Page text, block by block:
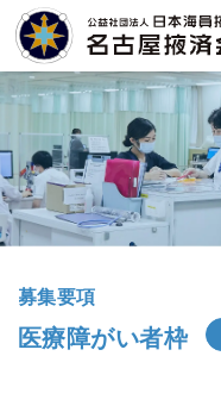
募集要項
医療障がい者枠